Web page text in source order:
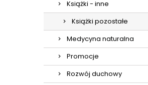
Książki - inne
Książki pozostałe
Medycyna naturalna
Promocje
Rozwój duchowy